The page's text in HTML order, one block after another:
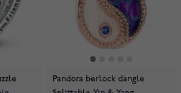
Pandora berlock dangle